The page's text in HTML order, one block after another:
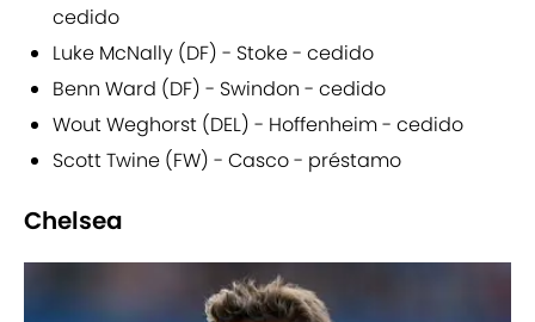
cedido
Luke McNally (DF) - Stoke - cedido
Benn Ward (DF) - Swindon - cedido
Wout Weghorst (DEL) - Hoffenheim - cedido
Scott Twine (FW) - Casco - préstamo
Chelsea